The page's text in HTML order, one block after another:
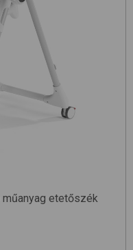
műanyag etetőszék